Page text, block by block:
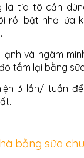
lá tía tô cần
rồi bật nhỏ lửa
và ngâm
tắm lại bằng
3 lần/ tuần
bằng sữa